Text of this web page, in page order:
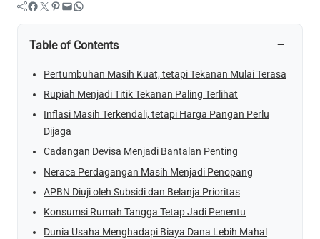
Facebook Twitter Pinterest Mail WhatsApp
Table of Contents −
Pertumbuhan Masih Kuat, tetapi Tekanan Mulai Terasa
Rupiah Menjadi Titik Tekanan Paling Terlihat
Inflasi Masih Terkendali, tetapi Harga Pangan Perlu
Dijaga
Cadangan Devisa Menjadi Bantalan Penting
Neraca Perdagangan Masih Menjadi Penopang
APBN Diuji oleh Subsidi dan Belanja Prioritas
Konsumsi Rumah Tangga Tetap Jadi Penentu
Dunia Usaha Menghadapi Biaya Dana Lebih Mahal